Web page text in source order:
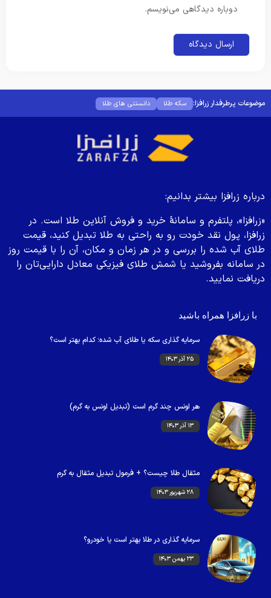
دوباره دیدگاهی می‌نویسم.
موضوعات پرطرفدار زرافزا: سکه طلا دانستنی های طلا
درباره زرافزا بیشتر بدانیم:
«زرافزا»، پلتفرم و سامانۀ خرید و فروش آنلاین طلا است. در
زرافزا، پول نقد خودت رو به راحتی به طلا تبدیل کنید، قیمت
طلای آب شده را بررسی و در هر زمان و مکان، آن را با قیمت روز
در سامانه بفروشید یا شمش طلای فیزیکی معادل دارایی‌تان را
دریافت نمایید.
با زرافزا همراه باشید
سرمایه گذاری سکه یا طلای آب شده؛ کدام بهتر است؟
۲۵ آذر ۱۴۰۳
هر اونس چند گرم است (تبدیل اونس به گرم)
۱۳ آذر ۱۴۰۳
مثقال طلا چیست؟ + فرمول تبدیل مثقال به گرم
۲۸ شهریور ۱۴۰۳
سرمایه گذاری در طلا بهتر است یا خودرو؟
۲۳ بهمن ۱۴۰۳